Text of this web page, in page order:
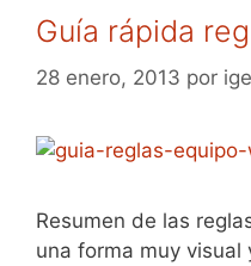
Guía rápida
28 enero, 2013 por
Resumen de las
una forma muy